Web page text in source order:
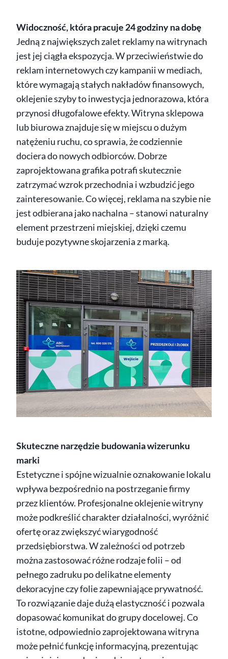
Widoczność, która pracuje 24 godziny na dobę
Jedną z największych zalet reklamy na witrynach
jest jej ciągła ekspozycja. W przeciwieństwie do
reklam internetowych czy kampanii w mediach,
które wymagają stałych nakładów finansowych,
oklejenie szyby to inwestycja jednorazowa, która
przynosi długofalowe efekty. Witryna sklepowa
lub biurowa znajduje się w miejscu o dużym
natężeniu ruchu, co sprawia, że codziennie
dociera do nowych odbiorców. Dobrze
zaprojektowana grafika potrafi skutecznie
zatrzymać wzrok przechodnia i wzbudzić jego
zainteresowanie. Co więcej, reklama na szybie nie
jest odbierana jako nachalna – stanowi naturalny
element przestrzeni miejskiej, dzięki czemu
buduje pozytywne skojarzenia z marką.
Skuteczne narzędzie budowania wizerunku
marki
Estetyczne i spójne wizualnie oznakowanie lokalu
wpływa bezpośrednio na postrzeganie firmy
przez klientów. Profesjonalne oklejenie witryny
może podkreślić charakter działalności, wyróżnić
ofertę oraz zwiększyć wiarygodność
przedsiębiorstwa. W zależności od potrzeb
można zastosować różne rodzaje folii – od
pełnego zadruku po delikatne elementy
dekoracyjne czy folie zapewniające prywatność.
To rozwiązanie daje dużą elastyczność i pozwala
dopasować komunikat do grupy docelowej. Co
istotne, odpowiednio zaprojektowana witryna
może pełnić funkcję informacyjną, prezentując